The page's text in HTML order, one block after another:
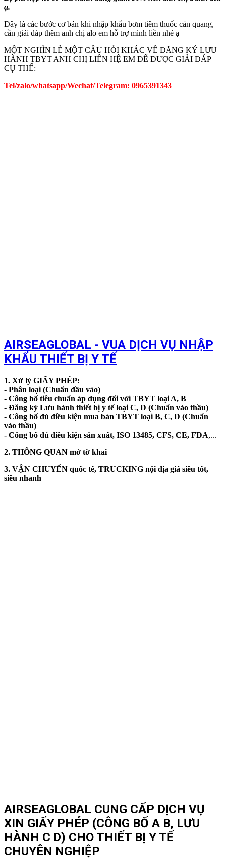
ạ.
Đây là các bước cơ bản khi nhập khẩu bơm tiêm thuốc cản quang,
cần giải đáp thêm anh chị alo em hỗ trợ mình liền nhé ạ
MỘT NGHÌN LẺ MỘT CÂU HỎI KHÁC VỀ ĐĂNG KÝ LƯU
HÀNH TBYT ANH CHỊ LIÊN HỆ EM ĐỂ ĐƯỢC GIẢI ĐÁP
CỤ THỂ:
Tel/zalo/whatsapp/Wechat/Telegram: 0965391343
AIRSEAGLOBAL - VUA DỊCH VỤ NHẬP
KHẨU THIẾT BỊ Y TẾ
1. Xử lý GIẤY PHÉP:
- Phân loại (Chuẩn đầu vào)
- Công bố tiêu chuẩn áp dụng đối với TBYT loại A, B
- Đăng ký Lưu hành thiết bị y tế loại C, D (Chuẩn vào thầu)
- Công bố đủ điều kiện mua bán TBYT loại B, C, D (Chuẩn
vào thầu)
- Công bố đủ điều kiện sản xuất, ISO 13485, CFS, CE, FDA,...
2. THÔNG QUAN mở tờ khai
3. VẬN CHUYỂN quốc tế, TRUCKING nội địa giá siêu tốt,
siêu nhanh
AIRSEAGLOBAL CUNG CẤP DỊCH VỤ
XIN GIẤY PHÉP (CÔNG BỐ A B, LƯU
HÀNH C D) CHO THIẾT BỊ Y TẾ
CHUYÊN NGHIỆP